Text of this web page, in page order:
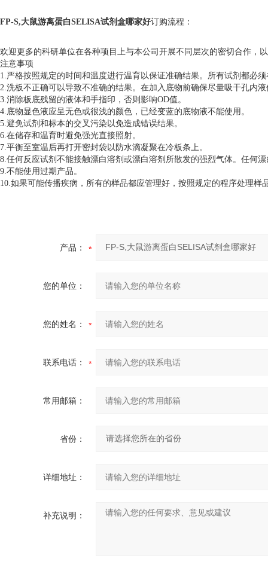
FP-S,大鼠游离蛋白SELISA试剂盒哪家好订购流程：
欢迎更多的科研单位在各种项目上与本公司开展不同层次的密切合作，
注意事项
1.严格按照规定的时间和温度进行温育以保证准确结果。所有试剂都必
2.洗板不正确可以导致不准确的结果。在加入底物前确保尽量吸干孔内
3.消除板底残留的液体和手指印，否则影响OD值。
4.底物显色液应呈无色或很浅的颜色，已经变蓝的底物液不能使用。
5.避免试剂和标本的交叉污染以免造成错误结果。
6.在储存和温育时避免强光直接照射。
7.平衡至室温后再打开密封袋以防水滴凝聚在冷板条上。
8.任何反应试剂不能接触漂白溶剂或漂白溶剂所散发的强烈气体。任何
9.不能使用过期产品。
10.如果可能传播疾病，所有的样品都应管理好，按照规定的程序处理样
产品：
您的单位：
您的姓名：
联系电话：
常用邮箱：
省份：
详细地址：
补充说明：